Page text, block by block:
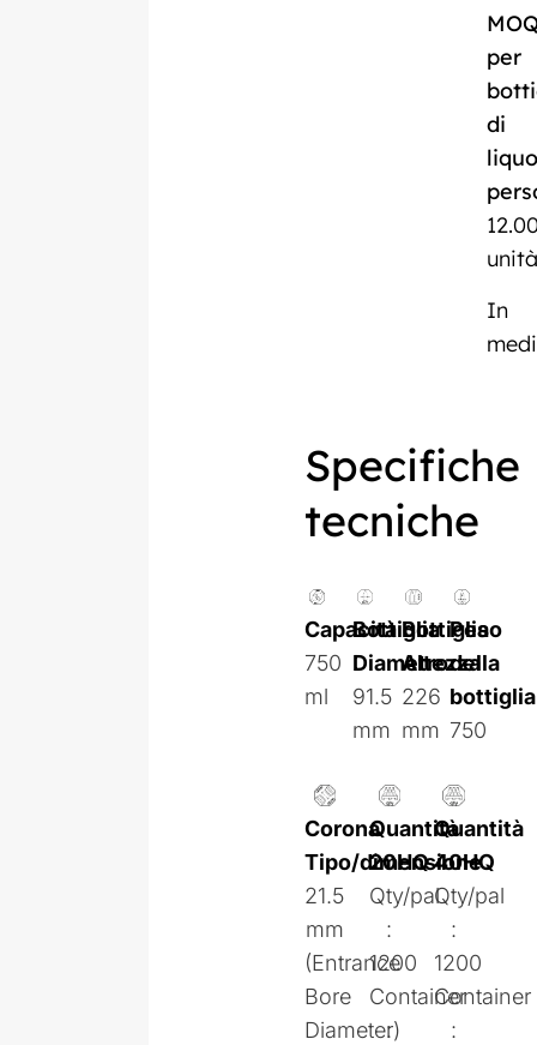
per
di
In
Specifiche
tecniche
Capacità
750
ml
Bottiglia
Diametro
91.5
mm
Bottiglia
Altezza
226
mm
Peso
della
bottiglia
750
Corona
Tipo/dimensione
21.5
mm
(Entrance
Bore
Diameter)
Quantità
20HQ
Qty/pal
:
1200
Container
:
Quantità
40HQ
Qty/pal
:
1200
Container
: